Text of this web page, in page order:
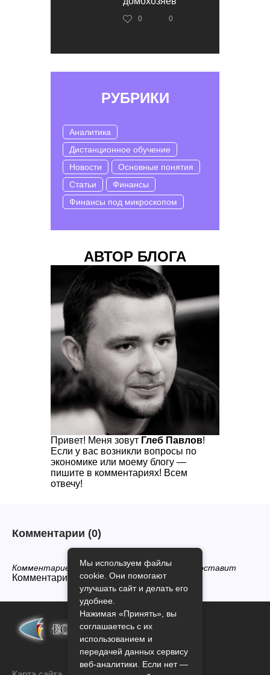
0 0
РУБРИКИ
Аналитика
Дистанционное обучение
Новости
Основные понятия
Статьи
Финансы
Финансы под микроскопом
АВТОР БЛОГА
Привет! Меня зовут Глеб Павлов!
Если у вас возникли вопросы по
экономике или моему блогу —
пишите в комментариях! Всем
отвечу!
Комментарии (0)
Комментариев нет, будьте первым кто его оставит
Комментарии закрыты.
Мы используем файлы
cookie. Они помогают
улучшать сайт и делать его
удобнее.
Нажимая «Принять», вы
соглашаетесь с их
использованием и
передачей данных сервису
веб-аналитики. Если нет —